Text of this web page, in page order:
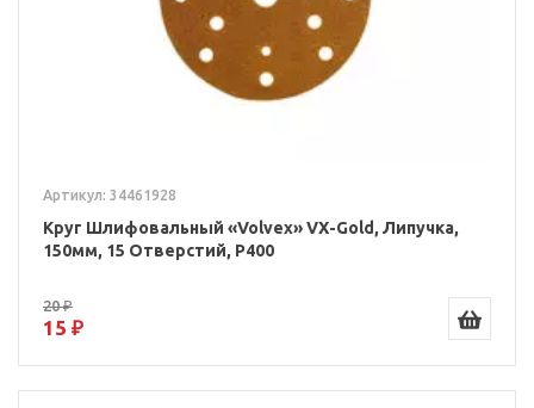
Артикул: 34461928
Круг Шлифовальный «Volvex» VX-Gold, Липучка,
150мм, 15 Отверстий, P400
20 ₽
15 ₽